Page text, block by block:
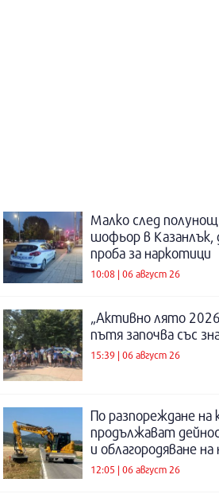
Малко след полунощ
шофьор в Казанлък,
проба за наркотици
10:08 | 06 август 26
„Активно лято
пътя започва със
15:39 | 06 август 26
По разпореждане на
продължават
и облагородяване
12:05 | 06 август 26